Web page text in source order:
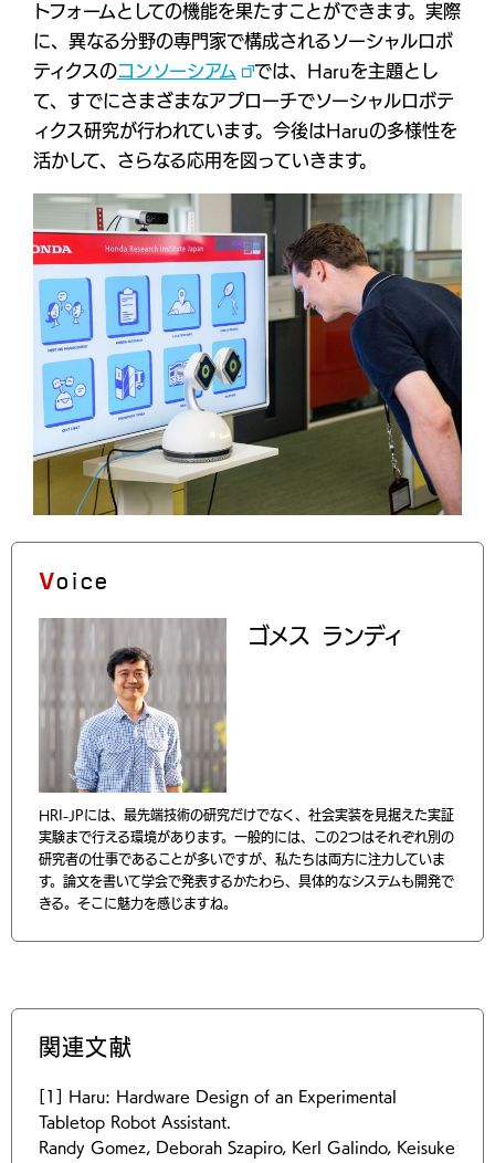
トフォームとしての機能を果たすことができます。実際
に、異なる分野の専門家で構成されるソーシャルロボ
ティクスのコンソーシアム
では、Haruを主題とし
て、すでにさまざまなアプローチでソーシャルロボテ
ィクス研究が行われています。今後はHaruの多様性を
活かして、さらなる応用を図っていきます。
Voice
ゴメス ランディ
HRI-JPには、最先端技術の研究だけでなく、社会実装を見据えた実証
実験まで行える環境があります。一般的には、この2つはそれぞれ別の
研究者の仕事であることが多いですが、私たちは両方に注力していま
す。論文を書いて学会で発表するかたわら、具体的なシステムも開発で
きる。そこに魅力を感じますね。
関連文献
[1] Haru: Hardware Design of an Experimental
Tabletop Robot Assistant.
Randy Gomez, Deborah Szapiro, Kerl Galindo, Keisuke